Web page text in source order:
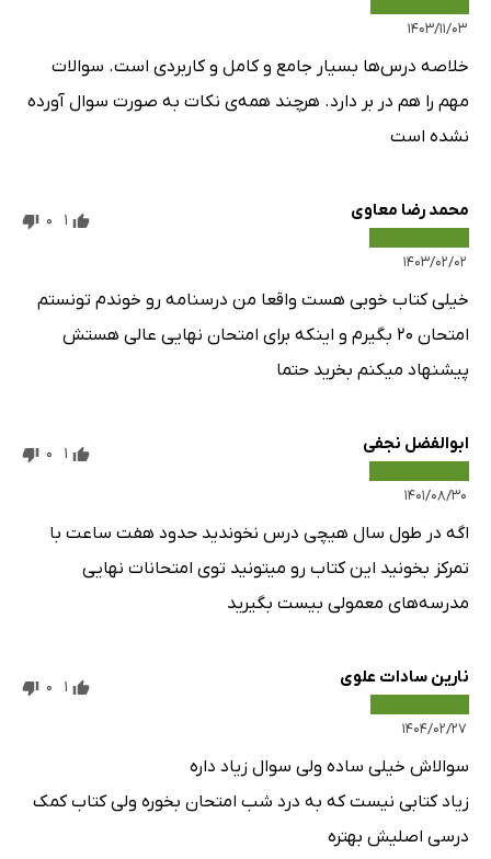
۱۴۰۳/۱۱/۰۳
خلاصه درس‌ها بسیار جامع و کامل و کاربردی است. سوالات
مهم را هم در بر دارد‌. هرچند همه‌ی نکات به صورت سوال آورده
نشده است
محمد رضا معاوی
۱۴۰۳/۰۲/۰۲
1
0
خیلی کتاب خوبی هست واقعا من درسنامه رو خوندم تونستم
امتحان ۲۰ بگیرم و اینکه برای امتحان نهایی عالی هستش
پیشنهاد میکنم بخرید حتما
ابوالفضل نجفی
۱۴۰۱/۰۸/۳۰
1
0
اگه در طول سال هیچی درس نخوندید حدود هفت ساعت با
تمرکز بخونید این کتاب رو میتونید توی امتحانات نهایی
مدرسه‌های معمولی بیست بگیرید
نارین سادات علوی
۱۴۰۴/۰۲/۲۷
1
0
سوالاش خیلی ساده ولی سوال زیاد داره
زیاد کتابی نیست که به درد شب امتحان بخوره ولی کتاب کمک
درسی اصلیش بهتره